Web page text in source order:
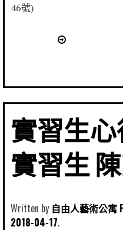
46號)
實習生心
實習生
Written by 自由人藝術公寓
2018-04-17